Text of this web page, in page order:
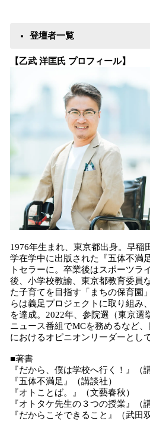
登壇者一覧
【乙武 洋匡氏 プロフィール】
1976年生まれ、東京都出身。早稲
学在学中に出版された『五体不満
トセラーに。卒業後はスポーツラ
後、小学校教諭、東京都教育委員
た子育てを目指す「まちの保育園
らは義足プロジェクトに取り組み
を達成。2022年、参院選（東京選
ニュース番組でMCを務めるなど
におけるオピニオンリーダーとし
■著書
『だから、僕は学校へ行く！』（
『五体不満足』（講談社）
『オトことば。』（文藝春秋）
『オトタケ先生の３つの授業』（
『だからこそできること』（武田